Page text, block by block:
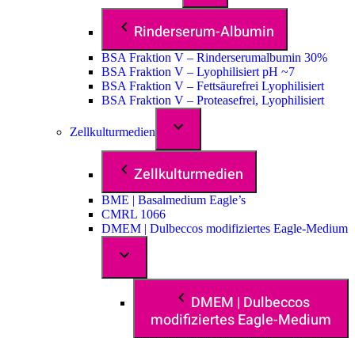
Rinderserum-Albumin
BSA Fraktion V – Rinderserumalbumin 30%
BSA Fraktion V – Lyophilisiert pH ~7
BSA Fraktion V – Fettsäurefrei Lyophilisiert
BSA Fraktion V – Proteasefrei, Lyophilisiert
Zellkulturmedien
Zellkulturmedien
BME | Basalmedium Eagle’s
CMRL 1066
DMEM | Dulbeccos modifiziertes Eagle-Medium
DMEM | Dulbeccos
modifiziertes Eagle-Medium